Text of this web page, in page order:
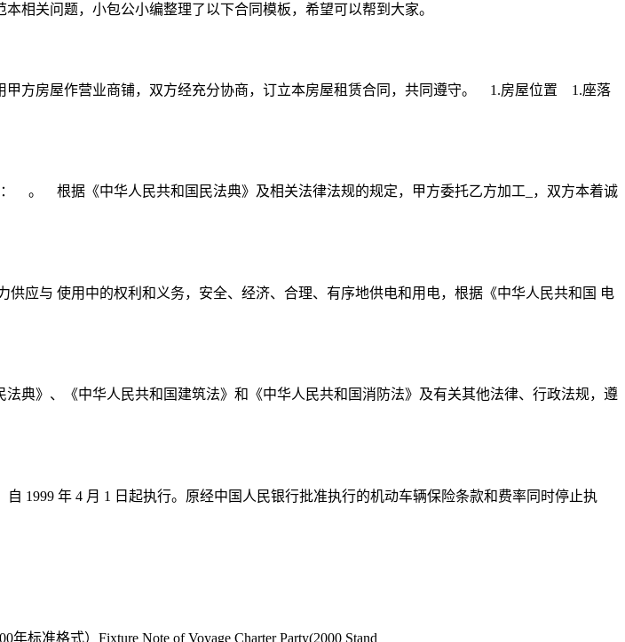
相关问题，小包公小编整理了以下合同模板，希望可以帮到大家。
房屋作营业商铺，双方经充分协商，订立本房屋租赁合同，共同遵守。 1.房屋位置 1.座落
根据《中华人民共和国民法典》及相关法律法规的规定，甲方委托乙方加工_，双方本着诚
应与 使用中的权利和义务，安全、经济、合理、有序地供电和用电，根据《中华人民共和国 电
》、《中华人民共和国建筑法》和《中华人民共和国消防法》及有关其他法律、行政法规，遵
1999 年 4 月 1 日起执行。原经中国人民银行批准执行的机动车辆保险条款和费率同时停止执
标准格式）Fixture Note of Voyage Charter Party(2000 Stand